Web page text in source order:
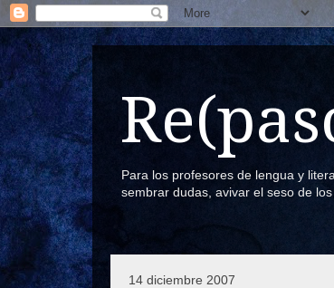
Para los profesores de lengua y
sembrar dudas, avivar el seso de los
14 diciembre 2007